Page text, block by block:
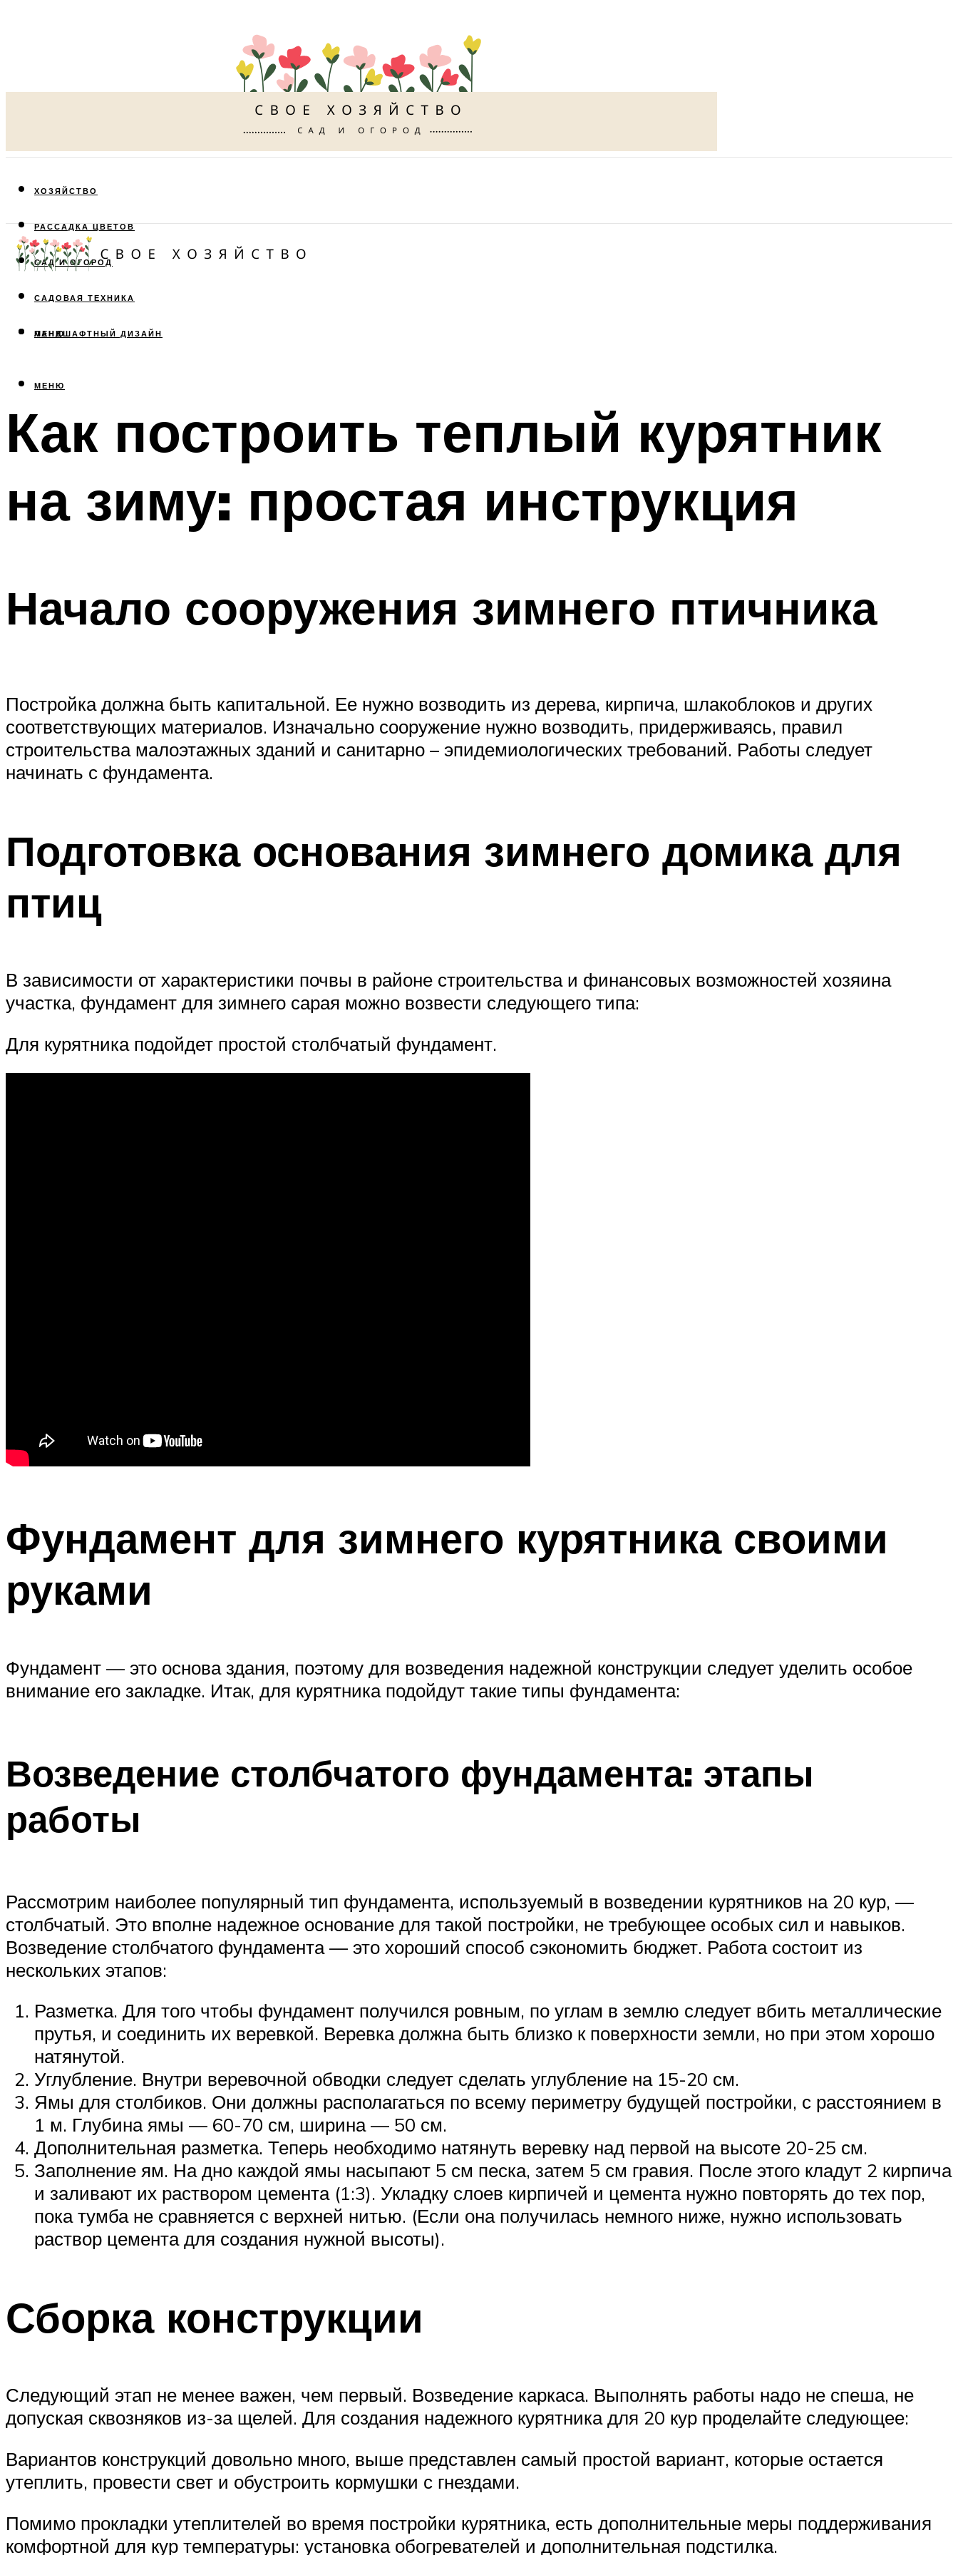
ХОЗЯЙСТВО
РАССАДКА ЦВЕТОВ
САД И ОГОРОД
САДОВАЯ ТЕХНИКА
ЛАНДШАФТНЫЙ ДИЗАЙН
МЕНЮ
МЕНЮ
Как построить теплый курятник
на зиму: простая инструкция
Начало сооружения зимнего птичника
Постройка должна быть капитальной. Ее нужно возводить из дерева, кирпича, шлакоблоков и других
соответствующих материалов. Изначально сооружение нужно возводить, придерживаясь, правил
строительства малоэтажных зданий и санитарно – эпидемиологических требований. Работы следует
начинать с фундамента.
Подготовка основания зимнего домика для
птиц
В зависимости от характеристики почвы в районе строительства и финансовых возможностей хозяина
участка, фундамент для зимнего сарая можно возвести следующего типа:
Для курятника подойдет простой столбчатый фундамент.
Фундамент для зимнего курятника своими
руками
Фундамент — это основа здания, поэтому для возведения надежной конструкции следует уделить особое
внимание его закладке. Итак, для курятника подойдут такие типы фундамента:
Возведение столбчатого фундамента: этапы
работы
Рассмотрим наиболее популярный тип фундамента, используемый в возведении курятников на 20 кур, —
столбчатый. Это вполне надежное основание для такой постройки, не требующее особых сил и навыков.
Возведение столбчатого фундамента — это хороший способ сэкономить бюджет. Работа состоит из
нескольких этапов:
Разметка. Для того чтобы фундамент получился ровным, по углам в землю следует вбить металлические
прутья, и соединить их веревкой. Веревка должна быть близко к поверхности земли, но при этом хорошо
натянутой.
Углубление. Внутри веревочной обводки следует сделать углубление на 15-20 см.
Ямы для столбиков. Они должны располагаться по всему периметру будущей постройки, с расстоянием в
1 м. Глубина ямы — 60-70 см, ширина — 50 см.
Дополнительная разметка. Теперь необходимо натянуть веревку над первой на высоте 20-25 см.
Заполнение ям. На дно каждой ямы насыпают 5 см песка, затем 5 см гравия. После этого кладут 2 кирпича
и заливают их раствором цемента (1:3). Укладку слоев кирпичей и цемента нужно повторять до тех пор,
пока тумба не сравняется с верхней нитью. (Если она получилась немного ниже, нужно использовать
раствор цемента для создания нужной высоты).
Сборка конструкции
Следующий этап не менее важен, чем первый. Возведение каркаса. Выполнять работы надо не спеша, не
допуская сквозняков из-за щелей. Для создания надежного курятника для 20 кур проделайте следующее:
Вариантов конструкций довольно много, выше представлен самый простой вариант, которые остается
утеплить, провести свет и обустроить кормушки с гнездами.
Помимо прокладки утеплителей во время постройки курятника, есть дополнительные меры поддерживания
комфортной для кур температуры: установка обогревателей и дополнительная подстилка.